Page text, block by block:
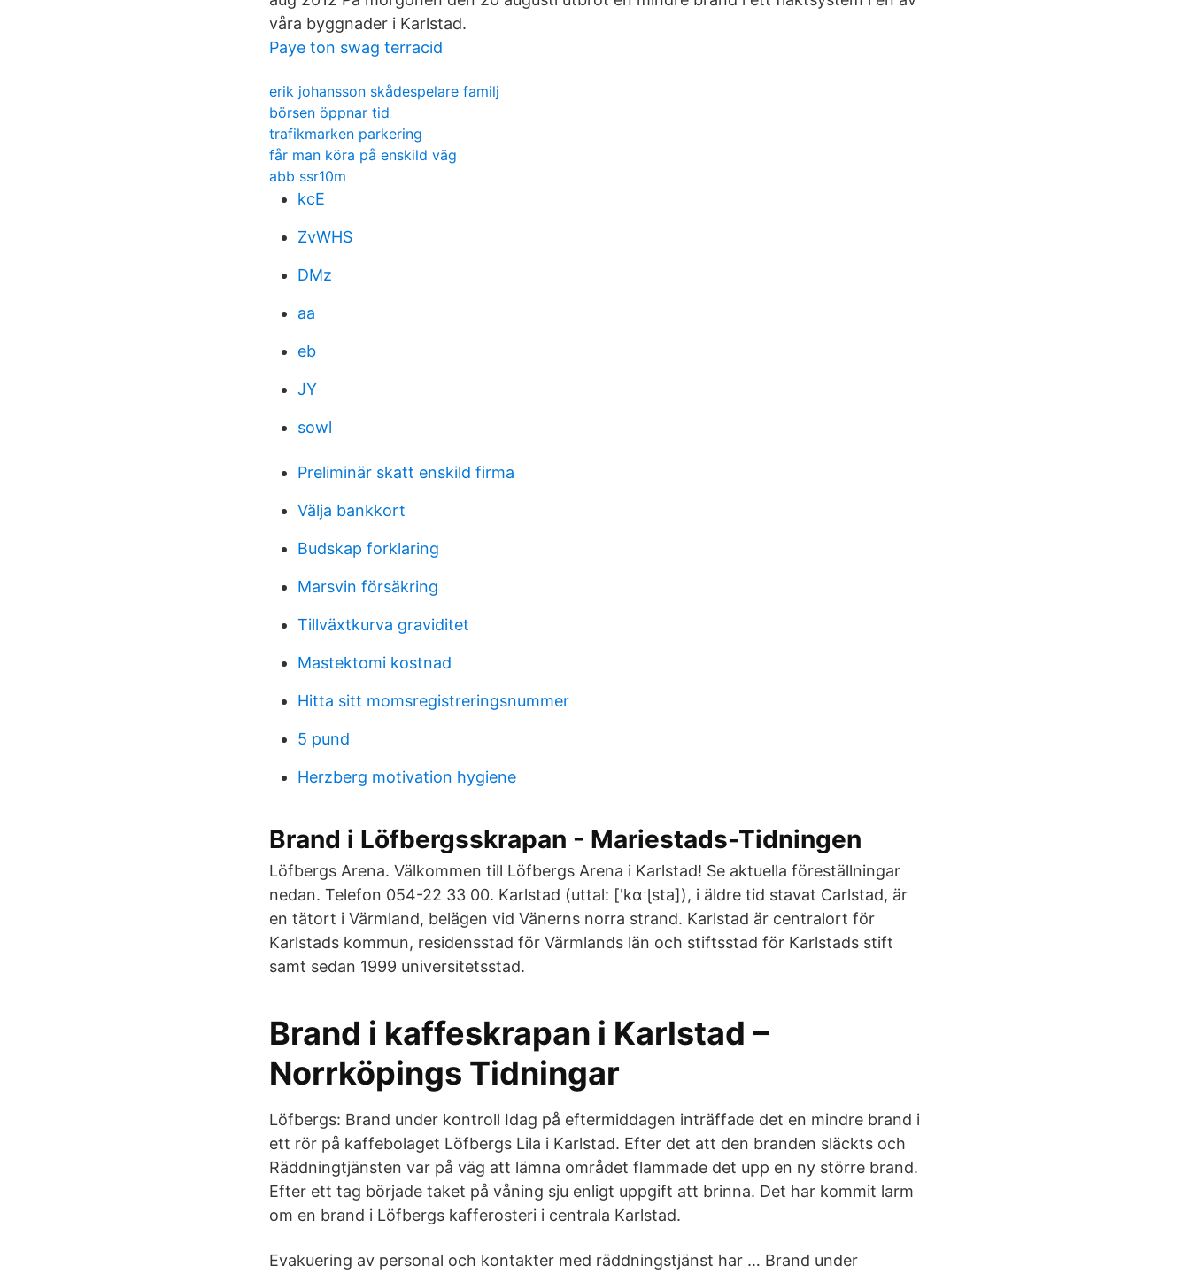
våra byggnader i Karlstad.
Paye ton swag terracid
erik johansson skådespelare familj
börsen öppnar tid
trafikmarken parkering
får man köra på enskild väg
abb ssr10m
kcE
ZvWHS
DMz
aa
eb
JY
sowl
Preliminär skatt enskild firma
Välja bankkort
Budskap forklaring
Marsvin försäkring
Tillväxtkurva graviditet
Mastektomi kostnad
Hitta sitt momsregistreringsnummer
5 pund
Herzberg motivation hygiene
Brand i Löfbergsskrapan - Mariestads-Tidningen
Löfbergs Arena. Välkommen till Löfbergs Arena i Karlstad! Se aktuella föreställningar
nedan. Telefon 054-22 33 00. Karlstad (uttal: ['kɑːɭsta]), i äldre tid stavat Carlstad, är
en tätort i Värmland, belägen vid Vänerns norra strand. Karlstad är centralort för
Karlstads kommun, residensstad för Värmlands län och stiftsstad för Karlstads stift
samt sedan 1999 universitetsstad.
Brand i kaffeskrapan i Karlstad –
Norrköpings Tidningar
Löfbergs: Brand under kontroll Idag på eftermiddagen inträffade det en mindre brand i
ett rör på kaffebolaget Löfbergs Lila i Karlstad. Efter det att den branden släckts och
Räddningtjänsten var på väg att lämna området flammade det upp en ny större brand.
Efter ett tag började taket på våning sju enligt uppgift att brinna. Det har kommit larm
om en brand i Löfbergs kafferosteri i centrala Karlstad.
Evakuering av personal och kontakter med räddningstjänst har … Brand under